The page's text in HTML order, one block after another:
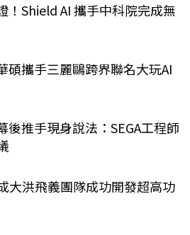
！Shield AI 攜手中科院完成無
碩攜手三麗鷗跨界聯名大玩AI
後推手現身說法：SEGA工程師
大洪飛義團隊成功開發超高功